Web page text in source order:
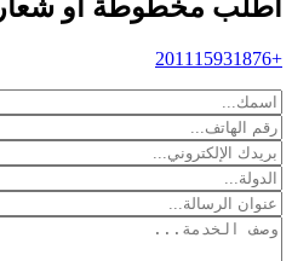
اطلب مخطوطة أو شعار
+201115931876